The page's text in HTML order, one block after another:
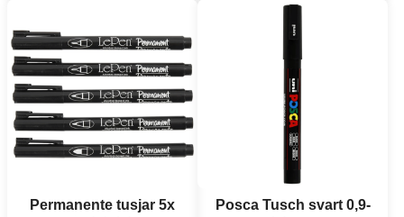
Permanente tusjar 5x
Posca Tusch svart 0,9-